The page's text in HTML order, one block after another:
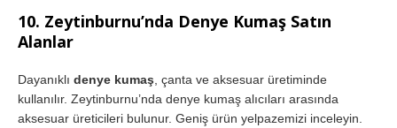
10. Zeytinburnu’nda Denye Kumaş Satın
Alanlar
Dayanıklı denye kumaş, çanta ve aksesuar üretiminde
kullanılır. Zeytinburnu’nda denye kumaş alıcıları arasında
aksesuar üreticileri bulunur. Geniş ürün yelpazemizi inceleyin.